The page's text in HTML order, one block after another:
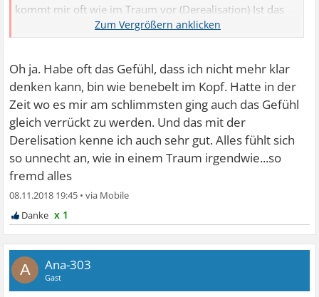
kommt mir oft wie im Traum vor (Derealisation) Ist das
Oh ja. Habe oft das Gefühl, dass ich nicht mehr klar
denken kann, bin wie benebelt im Kopf. Hatte in der
Zeit wo es mir am schlimmsten ging auch das Gefühl
gleich verrückt zu werden. Und das mit der
Derelisation kenne ich auch sehr gut. Alles fühlt sich
so unnecht an, wie in einem Traum irgendwie...so
fremd alles
08.11.2018 19:45 •
x 1
A Ana-303
Gast